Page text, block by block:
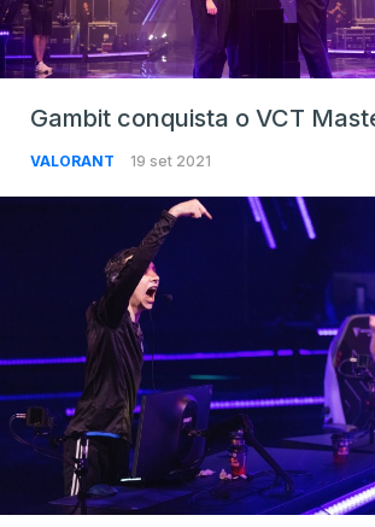
Gambit conquista o VCT
VALORANT 19 set 2021